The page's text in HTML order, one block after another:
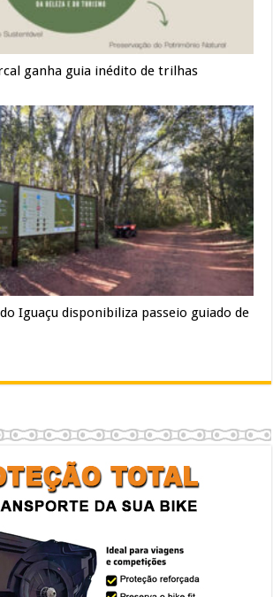
ganha guia inédito de trilhas
Iguaçu disponibiliza passeio guiado de